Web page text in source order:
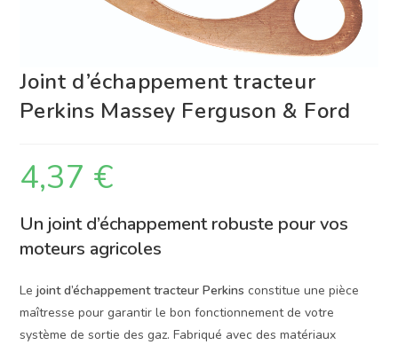
Joint d’échappement tracteur
Perkins Massey Ferguson & Ford
4,37 €
Un joint d’échappement robuste pour vos
moteurs agricoles
Lejoint d’échappement tracteur Perkins constitue une pièce
maîtresse pour garantir le bon fonctionnement de votre
système de sortie des gaz. Fabriqué avec des matériaux